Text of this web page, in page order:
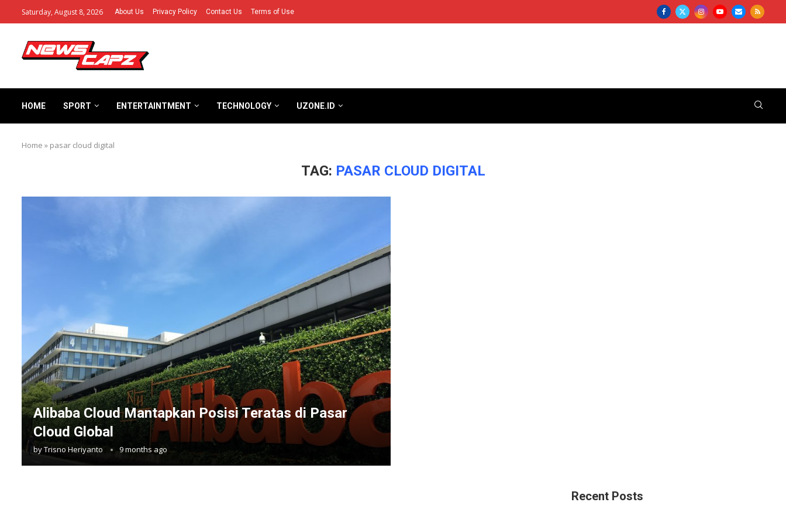
Saturday, August 8, 2026 About Us Privacy Policy Contact Us Terms of Use
HOME SPORT ENTERTAINTMENT TECHNOLOGY UZONE.ID
Home » pasar cloud digital
TAG: PASAR CLOUD DIGITAL
Alibaba Cloud Mantapkan Posisi Teratas di Pasar
Cloud Global
byTrisno Heriyanto 9 months ago
Recent Posts